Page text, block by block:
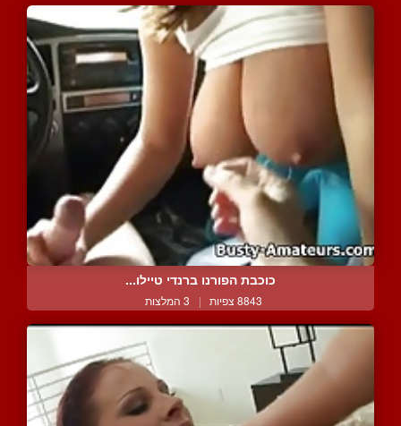
כוכבת הפורנו ברנדי טיילו...
8843 צפיות | 3 המלצות